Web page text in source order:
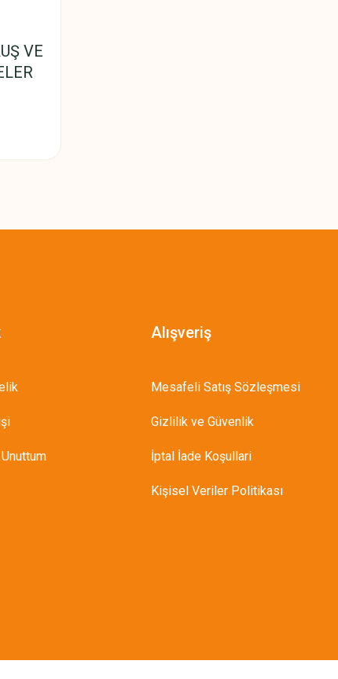
VE
Alışveriş
Mesafeli Satış Sözleşmesi
Gizlilik ve Güvenlik
İptal İade Koşullari
Kişisel Veriler Politikası